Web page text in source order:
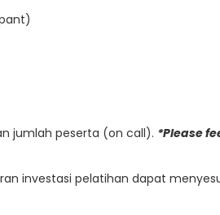
jumlah peserta (on call). *Please
investasi pelatihan dapat